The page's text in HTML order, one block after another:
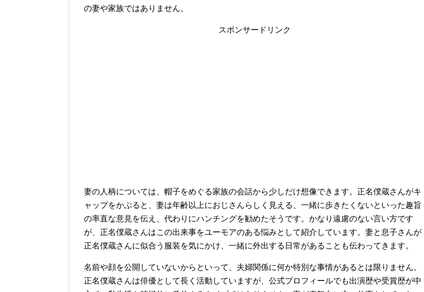
の妻や家族ではありません。
スポンサードリンク
妻の人柄については、帽子をめぐる家族の会話から少しだけ想像できます。正名僕蔵さんがキ
ャップをかぶると、妻は年齢以上におじさんらしく見える、一緒に歩きたくないといった趣旨
の率直な意見を伝え、代わりにハンチングを勧めたそうです。かなり遠慮のない言い方です
が、正名僕蔵さんはこの出来事をユーモアのある悩みとして紹介しています。妻と息子さんが
正名僕蔵さんに似合う服装を気にかけ、一緒に外出する日常があることも伝わってきます。
名前や顔を公開していないからといって、夫婦関係に何か特別な事情があるとは限りません。
正名僕蔵さんは俳優として長く活動していますが、公式プロフィールでも出演歴や受賞歴が中